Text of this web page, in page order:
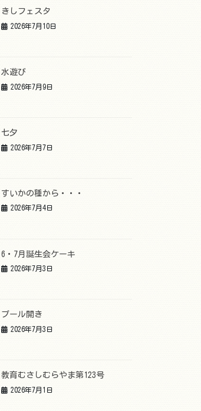
きしフェスタ
2026年7月10日
水遊び
2026年7月9日
七夕
2026年7月7日
すいかの種から・・・
2026年7月4日
6・7月誕生会ケーキ
2026年7月3日
プール開き
2026年7月3日
教育むさしむらやま第123号
2026年7月1日